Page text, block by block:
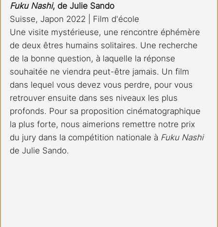
Fuku Nashi, de Julie Sando
Suisse, Japon 2022 | Film d'école
Une visite mystérieuse, une rencontre éphémère
de deux êtres humains solitaires. Une recherche
de la bonne question, à laquelle la réponse
souhaitée ne viendra peut-être jamais. Un film
dans lequel vous devez vous perdre, pour vous
retrouver ensuite dans ses niveaux les plus
profonds. Pour sa proposition cinématographique
la plus forte, nous aimerions remettre notre prix
du jury dans la compétition nationale à Fuku Nashi
de Julie Sando.